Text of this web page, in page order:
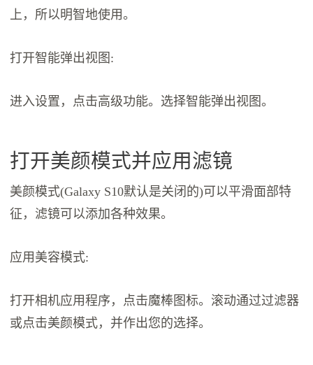
上，所以明智地使用。
打开智能弹出视图:
进入设置，点击高级功能。选择智能弹出视图。
打开美颜模式并应用滤镜
美颜模式(Galaxy S10默认是关闭的)可以平滑面部特
征，滤镜可以添加各种效果。
应用美容模式:
打开相机应用程序，点击魔棒图标。滚动通过过滤器
或点击美颜模式，并作出您的选择。